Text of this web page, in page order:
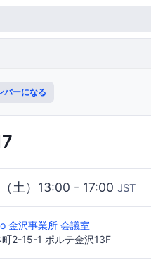
バーになる
土）13:00 - 17:00 JST
金沢事業所 会議室
2-15-1 ポルテ金沢13F